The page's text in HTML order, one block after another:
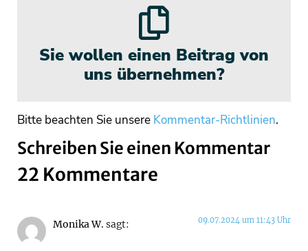
Sie wollen einen Beitrag von
uns übernehmen?
Bitte beachten Sie unsere Kommentar-Richtlinien.
Schreiben Sie einen Kommentar
22 Kommentare
Monika W. sagt: 09.07.2024 um 11:43 Uhr